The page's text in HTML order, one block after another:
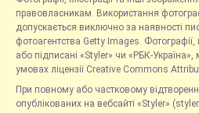
правовласникам. Використання
допускається виключно за наявності
фотоагентства Getty Images.
або підписані «Styler» чи «РБК-
умовах ліцензії Creative Commons
При повному або частковому
опублікованих на вебсайті «Styler»